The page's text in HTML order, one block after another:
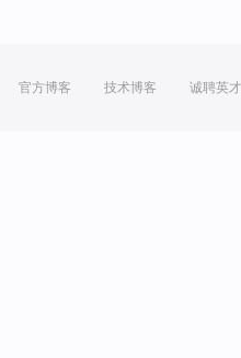
官方博客 技术博客 诚聘英才